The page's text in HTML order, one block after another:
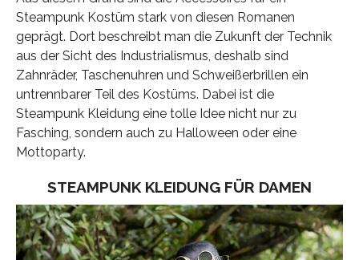
Steampunk Kostüm stark von diesen Romanen
geprägt. Dort beschreibt man die Zukunft der Technik
aus der Sicht des Industrialismus, deshalb sind
Zahnräder, Taschenuhren und Schweißerbrillen ein
untrennbarer Teil des Kostüms. Dabei ist die
Steampunk Kleidung eine tolle Idee nicht nur zu
Fasching, sondern auch zu Halloween oder eine
Mottoparty.
STEAMPUNK KLEIDUNG FÜR DAMEN